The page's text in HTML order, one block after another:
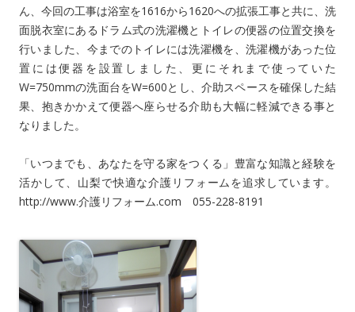
ん、今回の工事は浴室を1616から1620への拡張工事と共に、洗
面脱衣室にあるドラム式の洗濯機とトイレの便器の位置交換を
行いました、今までのトイレには洗濯機を、洗濯機があった位
置には便器を設置しました、更にそれまで使っていた
W=750mmの洗面台をW=600とし、介助スペースを確保した結
果、抱きかかえて便器へ座らせる介助も大幅に軽減できる事と
なりました。
「いつまでも、あなたを守る家をつくる」豊富な知識と経験を
活かして、山梨で快適な介護リフォームを追求しています。
http://www.介護リフォーム.com 055-228-8191